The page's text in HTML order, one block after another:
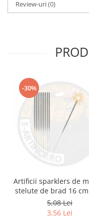
Review-uri(0)
-30%
Artificii sparklers de
stelute de brad 16 cm
10 buc
5,08 Lei
3,56 Lei